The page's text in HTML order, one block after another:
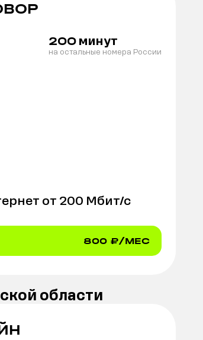
200 минут
на остальные номера России
от 200 Мбит/с
800 ₽/МЕС
области